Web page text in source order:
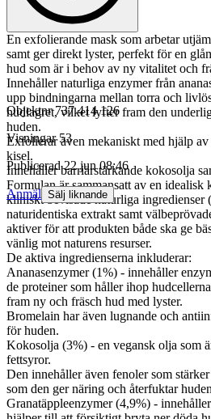
En exfolierande mask som arbetar
samt ger direkt lyster, perfekt för en
hud som är i behov av ny vitalitet och
Innehåller naturliga enzymer från
upp bindningarna mellan torra och
hudlagret, vilket lyfter fram den
huden.
Exfolierar även mekaniskt med hjälp
kisel.
Innehåller barriärstärkande kokosolja
Formulan är sammansatt av en
kliniskt bevisade naturliga ingredienser
naturidentiska extrakt samt
aktiver för att produkten både ska ge
vänlig mot naturens resurser.
De aktiva ingredienserna inkluderar:
Ananasenzymer (1%) - innehåller
de proteiner som håller ihop
fram ny och fräsch hud med lyster.
Bromelain har även lugnande och
för huden.
Kokosolja (3%) - en vegansk olja som
fettsyror.
Den innehåller även fenoler som
som den ger näring och återfuktar
Granatäppleenzymer (4,9%) -
Objektnr 737 414 126
Visningar 53
Publicerad 22 jun 08:46
Anmäl Sälj liknande